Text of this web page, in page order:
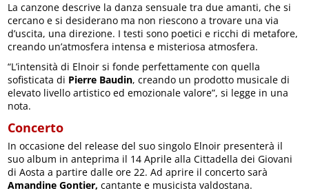
La canzone descrive la danza sensuale tra due amanti, che si
cercano e si desiderano ma non riescono a trovare una via
d’uscita, una direzione. I testi sono poetici e ricchi di metafore,
creando un’atmosfera intensa e misteriosa atmosfera.
“L’intensità di Elnoir si fonde perfettamente con quella
sofisticata di Pierre Baudin, creando un prodotto musicale di
elevato livello artistico ed emozionale valore”, si legge in una
nota.
Concerto
In occasione del release del suo singolo Elnoir presenterà il
suo album in anteprima il 14 Aprile alla Cittadella dei Giovani
di Aosta a partire dalle ore 22. Ad aprire il concerto sarà
Amandine Gontier, cantante e musicista valdostana.